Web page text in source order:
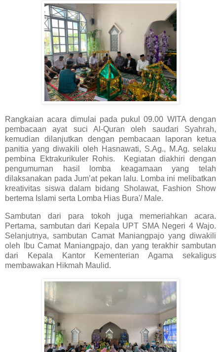
Rangkaian acara dimulai pada pukul 09.00 WITA dengan
pembacaan ayat suci Al-Quran oleh saudari Syahrah,
kemudian dilanjutkan dengan pembacaan laporan ketua
panitia yang diwakili oleh Hasnawati, S.Ag., M.Ag. selaku
pembina Ektrakurikuler Rohis. Kegiatan diakhiri dengan
pengumuman hasil lomba keagamaan yang telah
dilaksanakan pada Jum’at pekan lalu. Lomba ini melibatkan
kreativitas siswa dalam bidang Sholawat, Fashion Show
bertema Islami serta Lomba Hias Bura'/ Male.
Sambutan dari para tokoh juga memeriahkan acara.
Pertama, sambutan dari Kepala UPT SMA Negeri 4 Wajo.
Selanjutnya, sambutan Camat Maniangpajo yang diwakili
oleh Ibu Camat Maniangpajo, dan yang terakhir sambutan
dari Kepala Kantor Kementerian Agama sekaligus
membawakan Hikmah Maulid.